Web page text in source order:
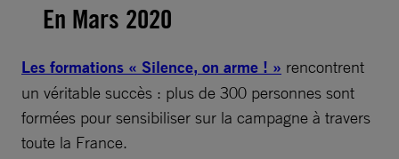
En Mars 2020
Les formations « Silence, on arme ! » rencontrent
un véritable succès : plus de 300 personnes sont
formées pour sensibiliser sur la campagne à travers
toute la France.